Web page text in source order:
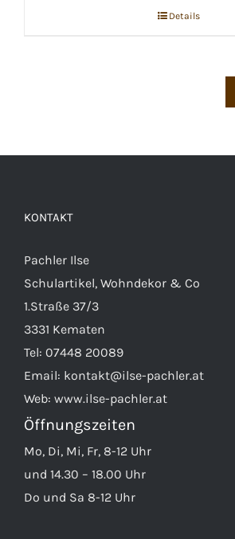
Details
KONTAKT
Pachler Ilse
Schulartikel, Wohndekor & Co
1.Straße 37/3
3331 Kematen
Tel: 07448 20089
Email: kontakt@ilse-pachler.at
Web: www.ilse-pachler.at
Öffnungszeiten
Mo, Di, Mi, Fr, 8-12 Uhr
und 14.30 – 18.00 Uhr
Do und Sa 8-12 Uhr